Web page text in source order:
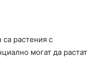
са растения с
могат да растат